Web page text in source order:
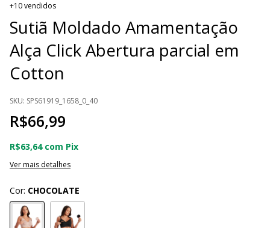
+10 vendidos
Sutiã Moldado Amamentação
Alça Click Abertura parcial em
Cotton
SKU: SPS61919_1658_0_40
R$66,99
R$63,64 com Pix
Ver mais detalhes
Cor: CHOCOLATE